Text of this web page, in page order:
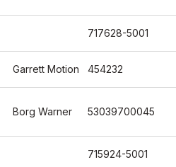
717628-5001
Garrett Motion 454232
Borg Warner 53039700045
715924-5001